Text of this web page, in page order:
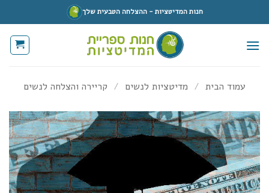
to
חנות המדיטציות - ההצלחה הטבעית שלך
עמוד הבית / מדיטציות לנשים / קריירה והצלחה לנשים